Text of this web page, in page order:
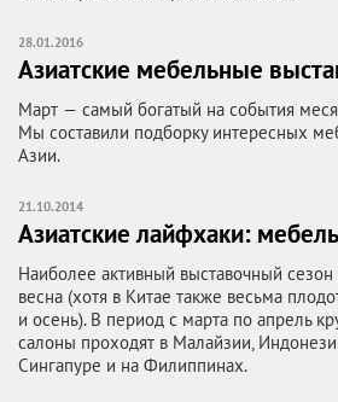
28.01.2016
Азиатские мебельные
Март — самый богатый на события
Мы составили подборку интересных
Азии.
21.10.2014
Азиатские лайфхаки:
Наиболее активный выставочный сезон
весна (хотя в Китае также весьма
и осень). В период с марта по апрель
салоны проходят в Малайзии,
Сингапуре и на Филиппинах.